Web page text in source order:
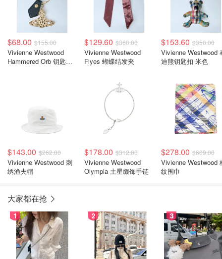
$68.00 $155.00
Vivienne Westwood
Hammered Orb 钥匙扣
$129.60 $360.00
Vivienne Westwood
Flyes 蝴蝶结发夹
$153.60 $350.00
Vivienne Westwood
迪熊钥匙扣 米色
$143.00 $262.00
Vivienne Westwood 刺
绣渔夫帽
$178.00 $312.00
Vivienne Westwood
Olympia 土星缀饰手链
$278.00 $609.00
Vivienne Westwood
纹围巾
大家都在抢
1 2 3